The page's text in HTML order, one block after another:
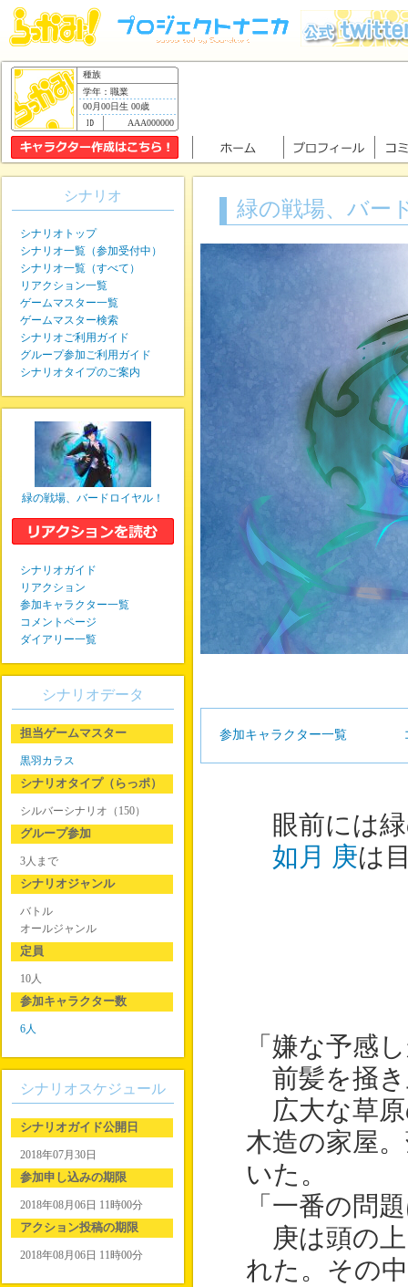
種族
学年：職業
00月00日生 00歳
AAA000000
緑の戦場、バー
参加キャラクター一覧
眼前には緑
如月 庚は
「嫌な予感
前髪を掻き
広大な草原
木造の家屋
いた。
「一番の問
庚は頭の上
れた。その
シナリオ
シナリオトップ
シナリオ一覧（参加受付中）
シナリオ一覧（すべて）
リアクション一覧
ゲームマスター一覧
ゲームマスター検索
シナリオご利用ガイド
グループ参加ご利用ガイド
シナリオタイプのご案内
緑の戦場、バードロイヤル！
シナリオガイド
リアクション
参加キャラクター一覧
コメントページ
ダイアリー一覧
シナリオデータ
担当ゲームマスター
黒羽カラス
シナリオタイプ（らっポ）
シルバーシナリオ（150）
グループ参加
3人まで
シナリオジャンル
バトル
オールジャンル
定員
10人
参加キャラクター数
6人
シナリオスケジュール
シナリオガイド公開日
2018年07月30日
参加申し込みの期限
2018年08月06日 11時00分
アクション投稿の期限
2018年08月06日 11時00分